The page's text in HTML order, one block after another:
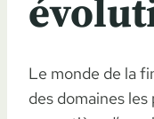
Le monde de la
des domaines